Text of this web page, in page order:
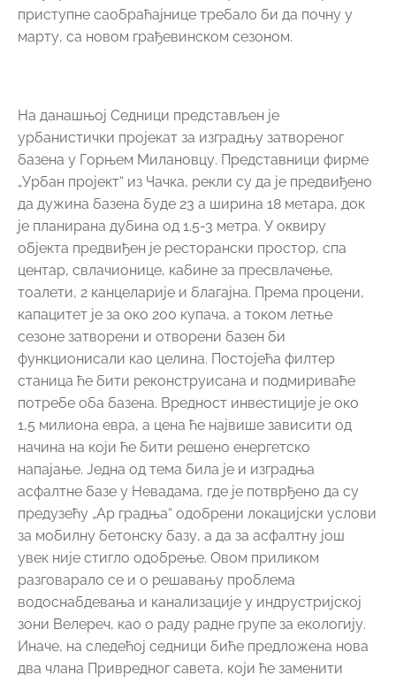
приступне саобраћајнице требало би да почну у
марту, са новом грађевинском сезоном.
На данашњој Седници представљен је
урбанистички пројекат за изградњу затвореног
базена у Горњем Милановцу. Представници фирме
„Урбан пројект“ из Чачка, рекли су да је предвиђено
да дужина базена буде 23 а ширина 18 метара, док
је планирана дубина од 1.5-3 метра. У оквиру
објекта предвиђен је ресторански простор, спа
центар, свлачионице, кабине за пресвлачење,
тоалети, 2 канцеларије и благајна. Према процени,
капацитет је за око 200 купача, а током летње
сезоне затворени и отворени базен би
функционисали као целина. Постојећа филтер
станица ће бити реконструисана и подмириваће
потребе оба базена. Вредност инвестиције је око
1,5 милиона евра, а цена ће највише зависити од
начина на који ће бити решено енергетско
напајање. Једна од тема била је и изградња
асфалтне базе у Невадама, где је потврђено да су
предузећу „Ар градња“ одобрени локацијски услови
за мобилну бетонску базу, а да за асфалтну још
увек није стигло одобрење. Овом приликом
разговарало се и о решавању проблема
водоснабдевања и канализације у индрустријској
зони Велереч, као о раду радне групе за екологију.
Иначе, на следећој седници биће предложена нова
два члана Привредног савета, који ће заменити